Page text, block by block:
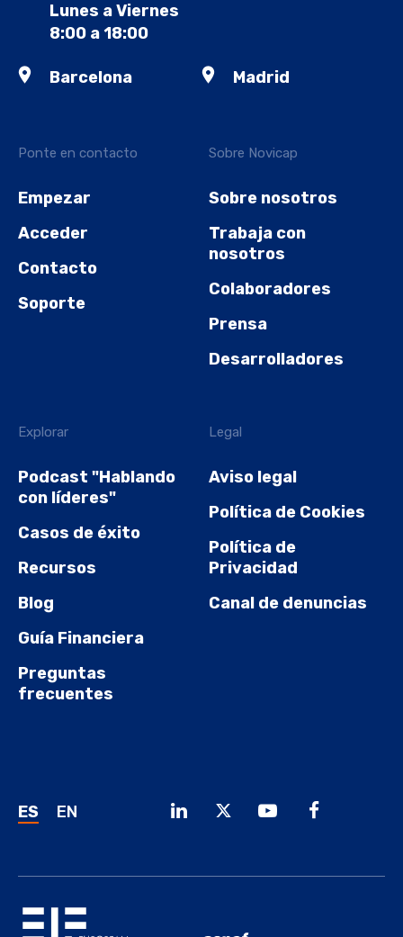
Ponte en contacto
Empezar
Acceder
Contacto
Soporte
Sobre Novicap
Sobre nosotros
Trabaja con
nosotros
Colaboradores
Prensa
Desarrolladores
Explorar
Podcast "Hablando
con líderes"
Casos de éxito
Recursos
Blog
Guía Financiera
Preguntas
frecuentes
Legal
Aviso legal
Política de Cookies
Política de
Privacidad
Canal de denuncias
Lunes a Viernes
8:00 a 18:00
Barcelona Madrid
ES EN